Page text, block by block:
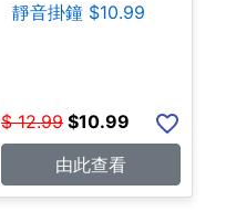
靜音掛鐘 $10.99
$ 12.99 $10.99
由此查看